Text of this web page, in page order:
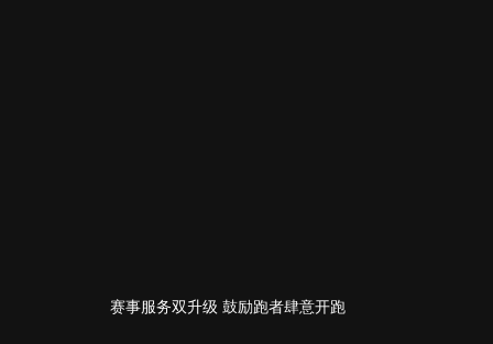
赛事服务双升级 鼓励跑者肆意开跑